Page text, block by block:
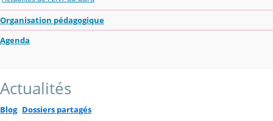
Organisation pédagogique
Agenda
Actualités
Blog Dossiers partagés